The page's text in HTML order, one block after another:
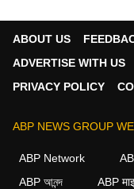
ম্যাচে আমি বৈভব
তাকে এটা বোঝানোর জন্য
প্ররোচনাই থাকুক না কেন।'
ABOUT US
ADVERTISE WITH US
PRIVACY POLICY
ABP NEWS GROUP
ABP Network
ABP আনন্দ
ABP